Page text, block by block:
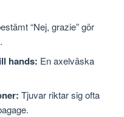
“Nej, grazie” gör
hands: En axelväska
Tjuvar riktar sig ofta